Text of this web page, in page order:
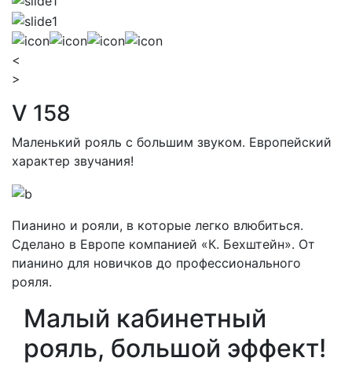
<
>
V 158
Маленький рояль с большим звуком. Европейский
характер звучания!
Пианино и рояли, в которые легко влюбиться.
Сделано в Европе компанией «К. Бехштейн». От
пианино для новичков до профессионального
рояля.
Малый кабинетный
рояль, большой эффект!